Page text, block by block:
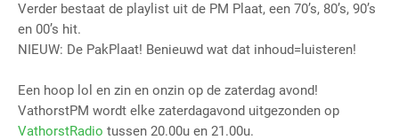
Verder bestaat de playlist uit de PM Plaat, een 70’s, 80’s, 90’s
en 00’s hit.
NIEUW: De PakPlaat! Benieuwd wat dat inhoud=luisteren!
Een hoop lol en zin en onzin op de zaterdag avond!
VathorstPM wordt elke zaterdagavond uitgezonden op
VathorstRadio tussen 20.00u en 21.00u.